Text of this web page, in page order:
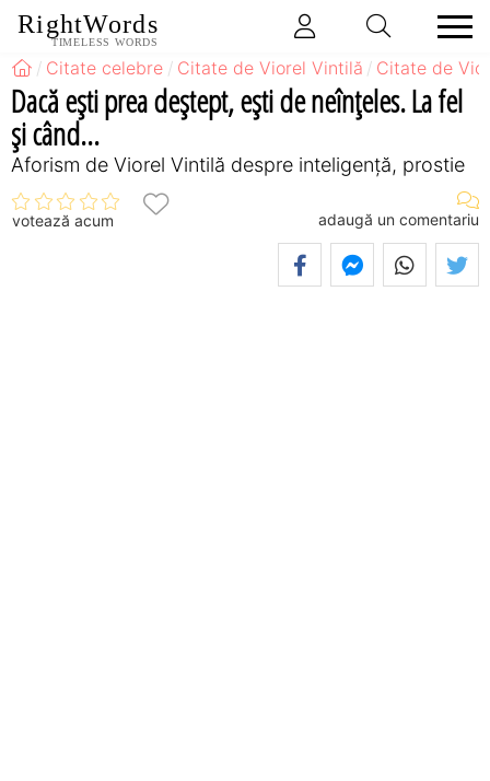
RightWords
TIMELESS WORDS
Citate celebre Citate de Viorel Vintilă Citate de
Dacă eşti prea deştept, eşti de neînţeles. La fel
şi când...
Aforism de Viorel Vintilă despre inteligență, prostie
votează acum adaugă un comentariu